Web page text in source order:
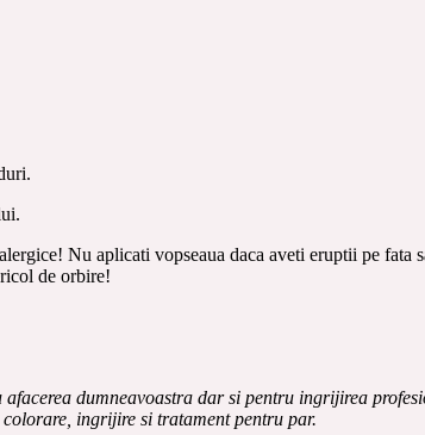
Nu aplicati vopseaua daca aveti eruptii pe fata
de orbire!
afacerea dumneavoastra dar si pentru ingrijirea
ingrijire si tratament pentru par.